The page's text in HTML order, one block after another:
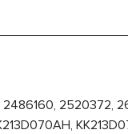
2520372,